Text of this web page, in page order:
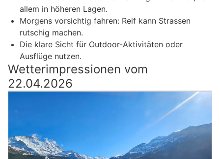
allem in höheren Lagen.
Morgens vorsichtig fahren: Reif kann Strassen
rutschig machen.
Die klare Sicht für Outdoor-Aktivitäten oder
Ausflüge nutzen.
Wetterimpressionen vom
22.04.2026